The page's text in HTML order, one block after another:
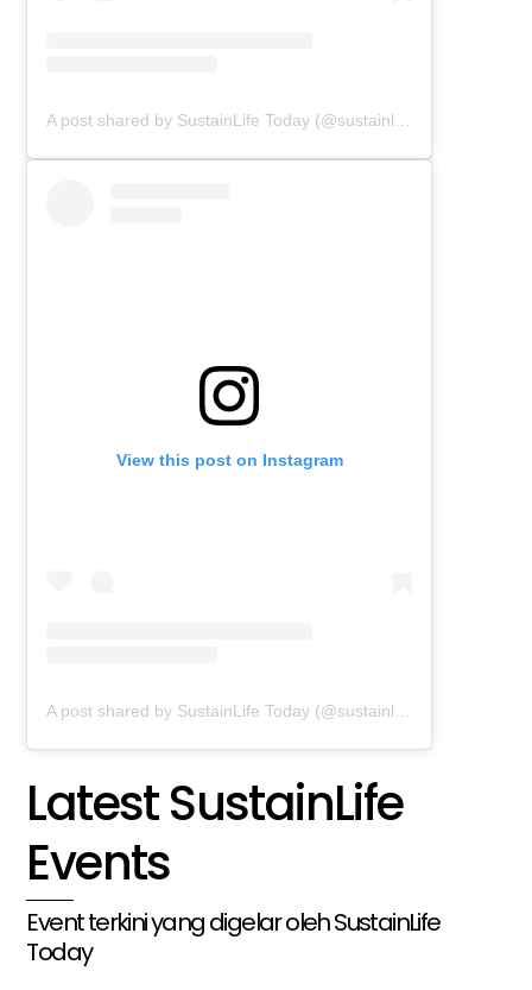
View this post on Instagram
A post shared by SustainLife Today (@sustainlifetoday)
Latest SustainLife
Events
Event terkini yang digelar oleh SustainLife
Today